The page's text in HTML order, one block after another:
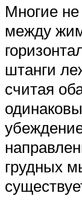
Многие
между
штанги
считая
грудных